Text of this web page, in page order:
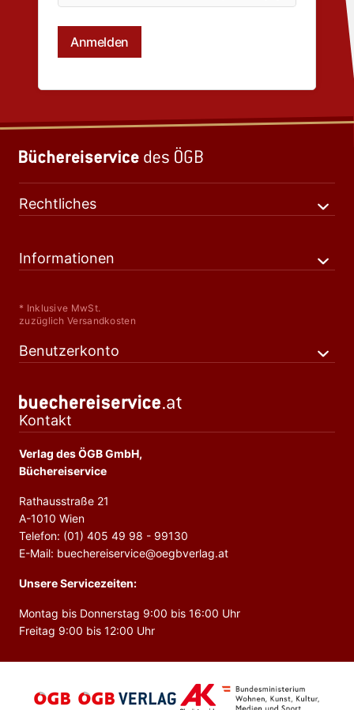
Rechtliches
Informationen
* Inklusive MwSt.
zuzüglich Versandkosten
Benutzerkonto
Kontakt
Verlag des ÖGB GmbH,
Büchereiservice
Rathausstraße 21
A-1010 Wien
Telefon: (01) 405 49 98 - 99130
E-Mail: buechereiservice@oegbverlag.at
Unsere Servicezeiten:
Montag bis Donnerstag 9:00 bis 16:00 Uhr
Freitag 9:00 bis 12:00 Uhr